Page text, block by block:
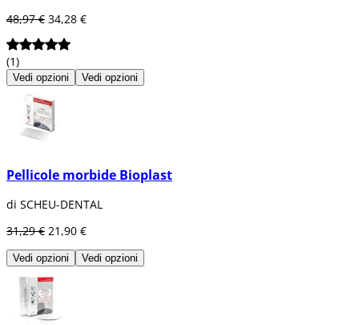
48,97 € 34,28 €
(1)
Vedi opzioni Vedi opzioni
Pellicole morbide Bioplast
di SCHEU-DENTAL
31,29 € 21,90 €
Vedi opzioni Vedi opzioni